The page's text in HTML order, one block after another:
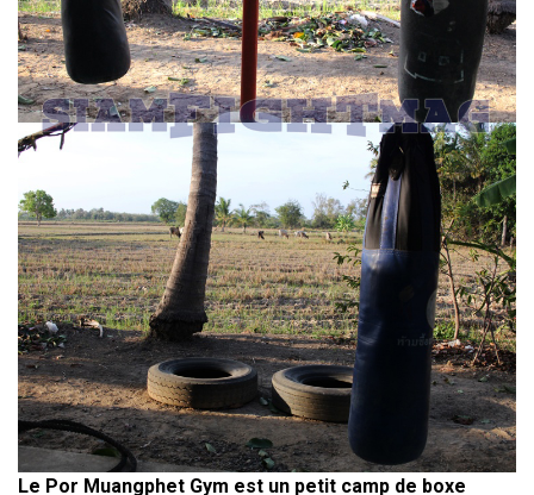
Le Por Muangphet Gym est un petit camp de boxe